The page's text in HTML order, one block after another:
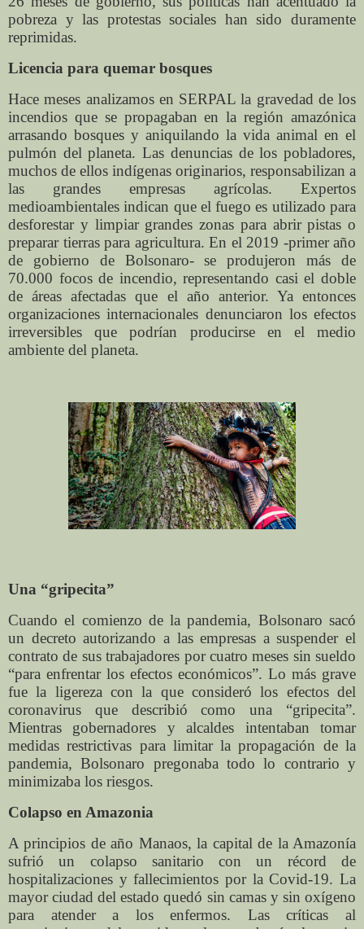
pobreza y las protestas sociales han sido duramente
reprimidas.
Licencia para quemar bosques
Hace meses analizamos en SERPAL la gravedad de los
incendios que se propagaban en la región amazónica
arrasando bosques y aniquilando la vida animal en el
pulmón del planeta. Las denuncias de los pobladores,
muchos de ellos indígenas originarios, responsabilizan a
las grandes empresas agrícolas. Expertos
medioambientales indican que el fuego es utilizado para
desforestar y limpiar grandes zonas para abrir pistas o
preparar tierras para agricultura. En el 2019 -primer año
de gobierno de Bolsonaro- se produjeron más de
70.000 focos de incendio, representando casi el doble
de áreas afectadas que el año anterior. Ya entonces
organizaciones internacionales denunciaron los efectos
irreversibles que podrían producirse en el medio
ambiente del planeta.
Una “gripecita”
Cuando el comienzo de la pandemia, Bolsonaro sacó
un decreto autorizando a las empresas a suspender el
contrato de sus trabajadores por cuatro meses sin sueldo
“para enfrentar los efectos económicos”. Lo más grave
fue la ligereza con la que consideró los efectos del
coronavirus que describió como una “gripecita”.
Mientras gobernadores y alcaldes intentaban tomar
medidas restrictivas para limitar la propagación de la
pandemia, Bolsonaro pregonaba todo lo contrario y
minimizaba los riesgos.
Colapso en Amazonia
A principios de año Manaos, la capital de la Amazonía
sufrió un colapso sanitario con un récord de
hospitalizaciones y fallecimientos por la Covid-19. La
mayor ciudad del estado quedó sin camas y sin oxígeno
para atender a los enfermos. Las críticas al